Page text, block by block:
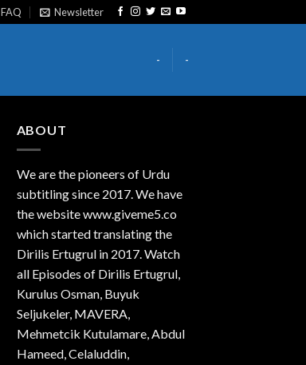
FAQ Newsletter
- -
ABOUT
We are thepioneers of Urdu
subtitling since 2017. We have
the website www.giveme5.co
which started translating the
Dirilis Ertugrul in 2017. Watch
all Episodes of Dirilis Ertugrul,
Kurulus Osman, Buyuk
Seljukeler, MAVERA,
Mehmetcik Kutulamare, Abdul
Hameed, Celaluddin,